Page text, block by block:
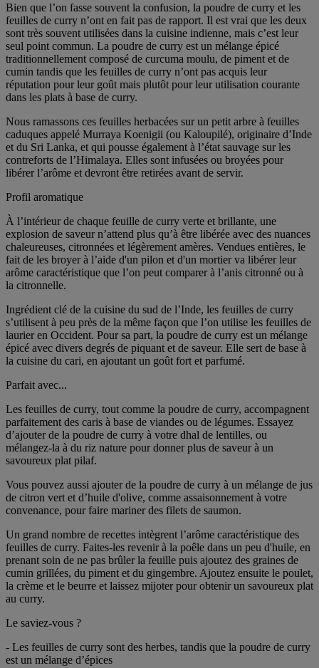
Bien que l’on fasse souvent la confusion, la poudre de curry et les
feuilles de curry n’ont en fait pas de rapport. Il est vrai que les deux
sont très souvent utilisées dans la cuisine indienne, mais c’est leur
seul point commun. La poudre de curry est un mélange épicé
traditionnellement composé de curcuma moulu, de piment et de
cumin tandis que les feuilles de curry n’ont pas acquis leur
réputation pour leur goût mais plutôt pour leur utilisation courante
dans les plats à base de curry.
Nous ramassons ces feuilles herbacées sur un petit arbre à feuilles
caduques appelé Murraya Koenigii (ou Kaloupilé), originaire d’Inde
et du Sri Lanka, et qui pousse également à l’état sauvage sur les
contreforts de l’Himalaya. Elles sont infusées ou broyées pour
libérer l’arôme et devront être retirées avant de servir.
Profil aromatique
À l’intérieur de chaque feuille de curry verte et brillante, une
explosion de saveur n’attend plus qu’à être libérée avec des nuances
chaleureuses, citronnées et légèrement amères. Vendues entières, le
fait de les broyer à l’aide d'un pilon et d'un mortier va libérer leur
arôme caractéristique que l’on peut comparer à l’anis citronné ou à
la citronnelle.
Ingrédient clé de la cuisine du sud de l’Inde, les feuilles de curry
s’utilisent à peu près de la même façon que l’on utilise les feuilles de
laurier en Occident. Pour sa part, la poudre de curry est un mélange
épicé avec divers degrés de piquant et de saveur. Elle sert de base à
la cuisine du cari, en ajoutant un goût fort et parfumé.
Parfait avec...
Les feuilles de curry, tout comme la poudre de curry, accompagnent
parfaitement des caris à base de viandes ou de légumes. Essayez
d’ajouter de la poudre de curry à votre dhal de lentilles, ou
mélangez-la à du riz nature pour donner plus de saveur à un
savoureux plat pilaf.
Vous pouvez aussi ajouter de la poudre de curry à un mélange de jus
de citron vert et d’huile d'olive, comme assaisonnement à votre
convenance, pour faire mariner des filets de saumon.
Un grand nombre de recettes intègrent l’arôme caractéristique des
feuilles de curry. Faites-les revenir à la poêle dans un peu d'huile, en
prenant soin de ne pas brûler la feuille puis ajoutez des graines de
cumin grillées, du piment et du gingembre. Ajoutez ensuite le poulet,
la crème et le beurre et laissez mijoter pour obtenir un savoureux plat
au curry.
Le saviez-vous ?
- Les feuilles de curry sont des herbes, tandis que la poudre de curry
est un mélange d’épices